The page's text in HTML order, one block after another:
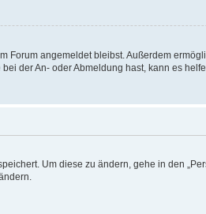
Forum angemeldet bleibst. Außerdem
der An- oder Abmeldung hast, kann es
Um diese zu ändern, gehe in den